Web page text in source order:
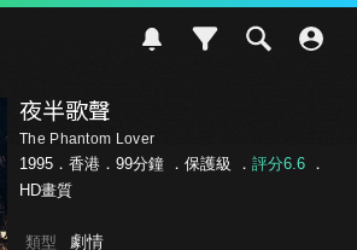
夜半歌聲
The Phantom Lover
1995．香港．99分鐘 ． 保護級 ． 評分6.6．
HD畫質
類型 劇情